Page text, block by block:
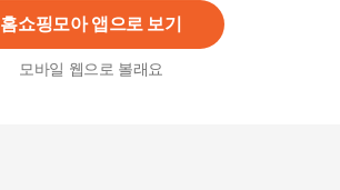
홈쇼핑모아 앱으로 보기
모바일 웹으로 볼래요